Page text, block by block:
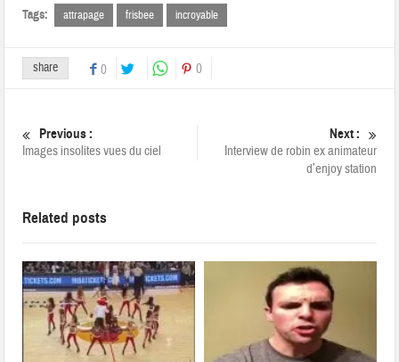
Tags: attrapage frisbee incroyable
share 0 0
Previous :
Images insolites vues du ciel
Next :
Interview de robin ex animateur
d’enjoy station
Related posts